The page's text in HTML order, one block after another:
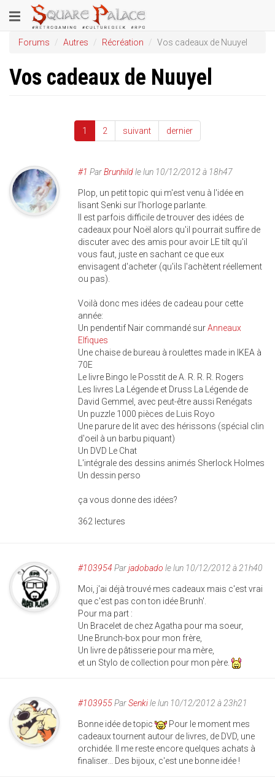
au
contenu
principal
Toggle
navigation
Forums Autres Récréation Vos cadeaux de Nuuyel
Vos cadeaux de Nuuyel
1 2 suivant dernier
#1 ParBrunhildlelun 10/12/2012 à 18h47
Plop, un petit topic qui m'est venu à l'idée en
lisant Senki sur l'horloge parlante.
Il est parfois difficile de trouver des idées de
cadeaux pour Noël alors qu'il pourrait suffire de
discuter avec des amis pour avoir LE tilt qu'il
vous faut, juste en sachant ce que eux
envisagent d'acheter (qu'ils l'achètent réellement
ou pas).
Voilà donc mes idées de cadeau pour cette
année:
Un pendentif Nair commandé surAnneaux
Elfiques
Une chaise de bureau à roulettes made in IKEA à
70E
Le livre Bingo le Posstit de A. R. R. R. Rogers
Les livres La Légende et Druss La Légende de
David Gemmel, avec peut-être aussi Renégats
Un puzzle 1000 pièces de Luis Royo
Une parure de lit avec des hérissons (spécial clin
d'oeil à un barbu piquant)
Un DVD Le Chat
L'intégrale des dessins animés Sherlock Holmes
Un dessin perso
ça vous donne des idées?
362 lectures
#103954 Parjadobado le lun 10/12/2012 à 21h40
Moi, j'ai déjà trouvé mes cadeaux mais c'est vrai
que c'est pas con ton idée Brunh'.
Pour ma part :
Un Bracelet de chez Agatha pour ma soeur,
Une Brunch-box pour mon frère,
Un livre de pâtisserie pour ma mère,
et un Stylo de collection pour mon père.
#103955ParSenkile lun 10/12/2012 à 23h21
Bonne idée de topic
Pour le moment mes
cadeaux tournent autour de livres, de DVD, une
orchidée. Il me reste encore quelques achats à
finaliser... Des bijoux, c'est une bonne idée !